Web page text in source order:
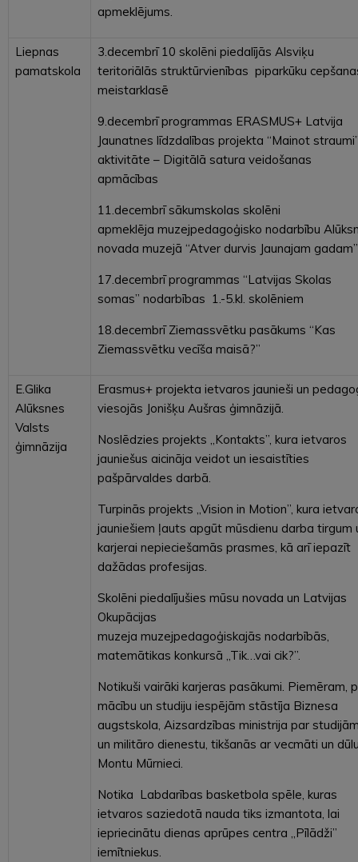
apmeklējums.
Liepnas
pamatskola
3.decembrī 10 skolēni piedalījās Alsviķu
teritoriālās struktūrvienības piparkūku
meistarklasē
9.decembrī programmas ERASMUS+ Latvija
Jaunatnes līdzdalības projekta “Mainot
aktivitāte – Digitālā satura veidošanas
apmācības
11.decembrī sākumskolas skolēni
apmeklēja muzejpedagoģisko nodarbību
novada muzejā “Atver durvis Jaunajam
17.decembrī programmas “Latvijas Skolas
somas” nodarbības 1.-5.kl. skolēniem
18.decembrī Ziemassvētku pasākums “Kas
Ziemassvētku vecīša maisā?”
E.Glika
Alūksnes
Valsts
ģimnāzija
Erasmus+ projekta ietvaros jaunieši un
viesojās Jonišķu Aušras ģimnāzijā.
Noslēdzies projekts ,,Kontakts”, kura ietvaros
jauniešus aicināja veidot un iesaistīties
pašpārvaldes darbā.
Turpinās projekts ,,Vision in Motion”, kura
jauniešiem ļauts apgūt mūsdienu darba tirgum
karjerai nepieciešamās prasmes, kā arī iepazīt
dažādas profesijas.
Skolēni piedalījušies mūsu novada un Latvijas
Okupācijas
muzeja muzejpedagoģiskajās nodarbībās,
matemātikas konkursā ,,Tik…vai cik?”.
Notikuši vairāki karjeras pasākumi. Piemēram,
mācību un studiju iespējām stāstīja Biznesa
augstskola, Aizsardzības ministrija par
un militāro dienestu, tikšanās ar vecmāti un
Montu Mūrnieci.
Notika Labdarības basketbola spēle, kuras
ietvaros saziedotā nauda tiks izmantota, lai
iepriecinātu dienas aprūpes centra ,,Pīlādži”
iemītniekus.